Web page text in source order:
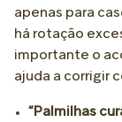
apenas para
há rotação
importante o
ajuda a corrigir
“Palmilhas